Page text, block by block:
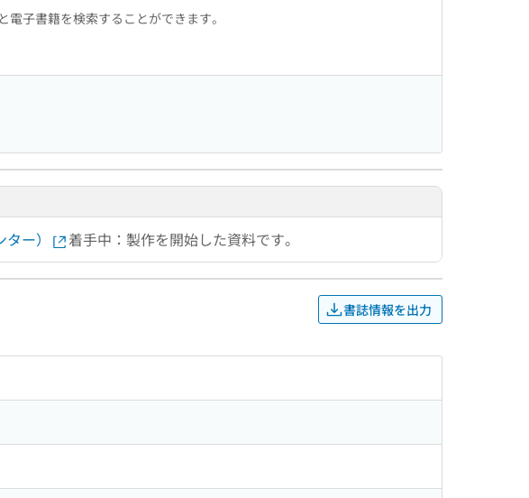
子書籍を検索することができます。
ー） 着手中：製作を開始した資料です。
書誌情報を出力